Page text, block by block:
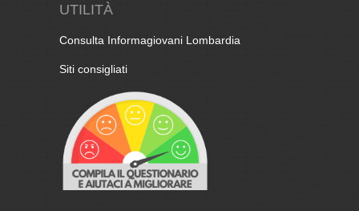
UTILITÀ
Consulta Informagiovani Lombardia
Siti consigliati